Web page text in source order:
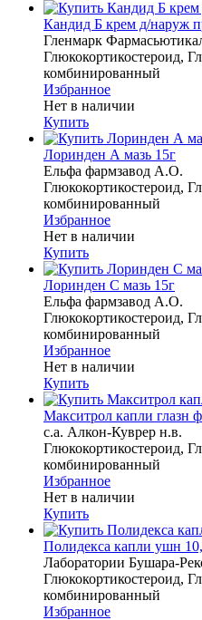
Кандид Б крем д/наруж
Гленмарк
Глюкокортикостероид,
комбинированный
Избранное
Нет в наличии
Купить
Лоринден А мазь 15г
Ельфа фармзавод А.О.
Глюкокортикостероид,
комбинированный
Избранное
Нет в наличии
Купить
Лоринден С мазь 15г
Ельфа фармзавод А.О.
Глюкокортикостероид,
комбинированный
Избранное
Нет в наличии
Купить
Макситрол капли глазн
с.а. Алкон-Куврер н.в.
Глюкокортикостероид,
комбинированный
Избранное
Нет в наличии
Купить
Полидекса капли ушн
Лаборатории Бушара-
Глюкокортикостероид,
комбинированный
Избранное